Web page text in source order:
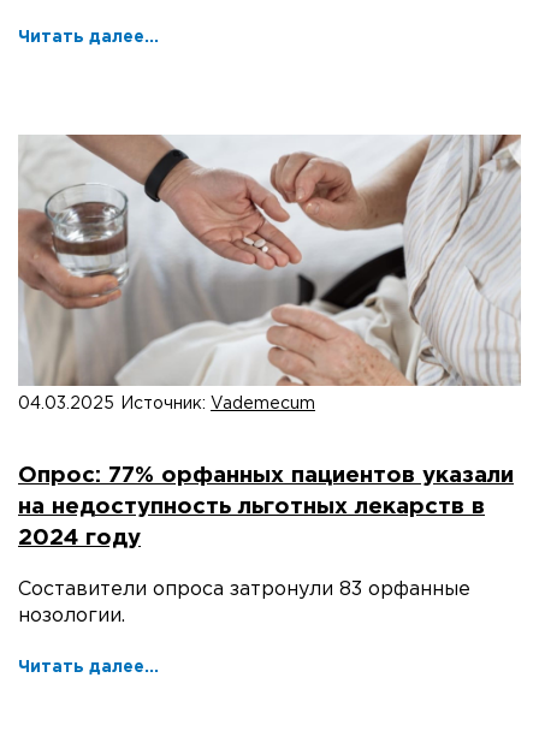
Читать далее...
04.03.2025 Источник: Vademecum
Опрос: 77% орфанных пациентов указали
на недоступность льготных лекарств в
2024 году
Составители опроса затронули 83 орфанные
нозологии.
Читать далее...